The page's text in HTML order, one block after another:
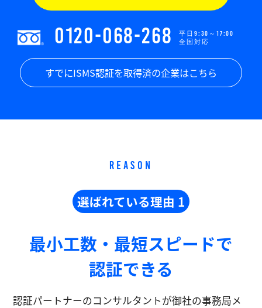
0120-068-268
平日9:30～17:00
全国対応
すでにISMS認証を取得済の企業はこちら
REASON
選ばれている理由 1
最小工数・最短スピードで
認証できる
認証パートナーのコンサルタントが御社の事務局メ